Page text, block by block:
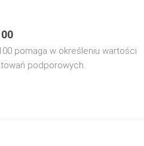
pomaga w określeniu wartości
podporowych.